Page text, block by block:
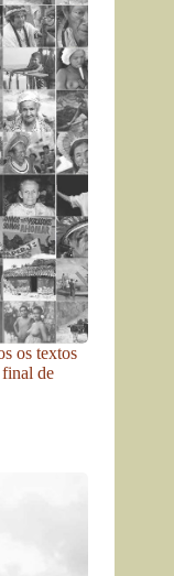
os textos
final de